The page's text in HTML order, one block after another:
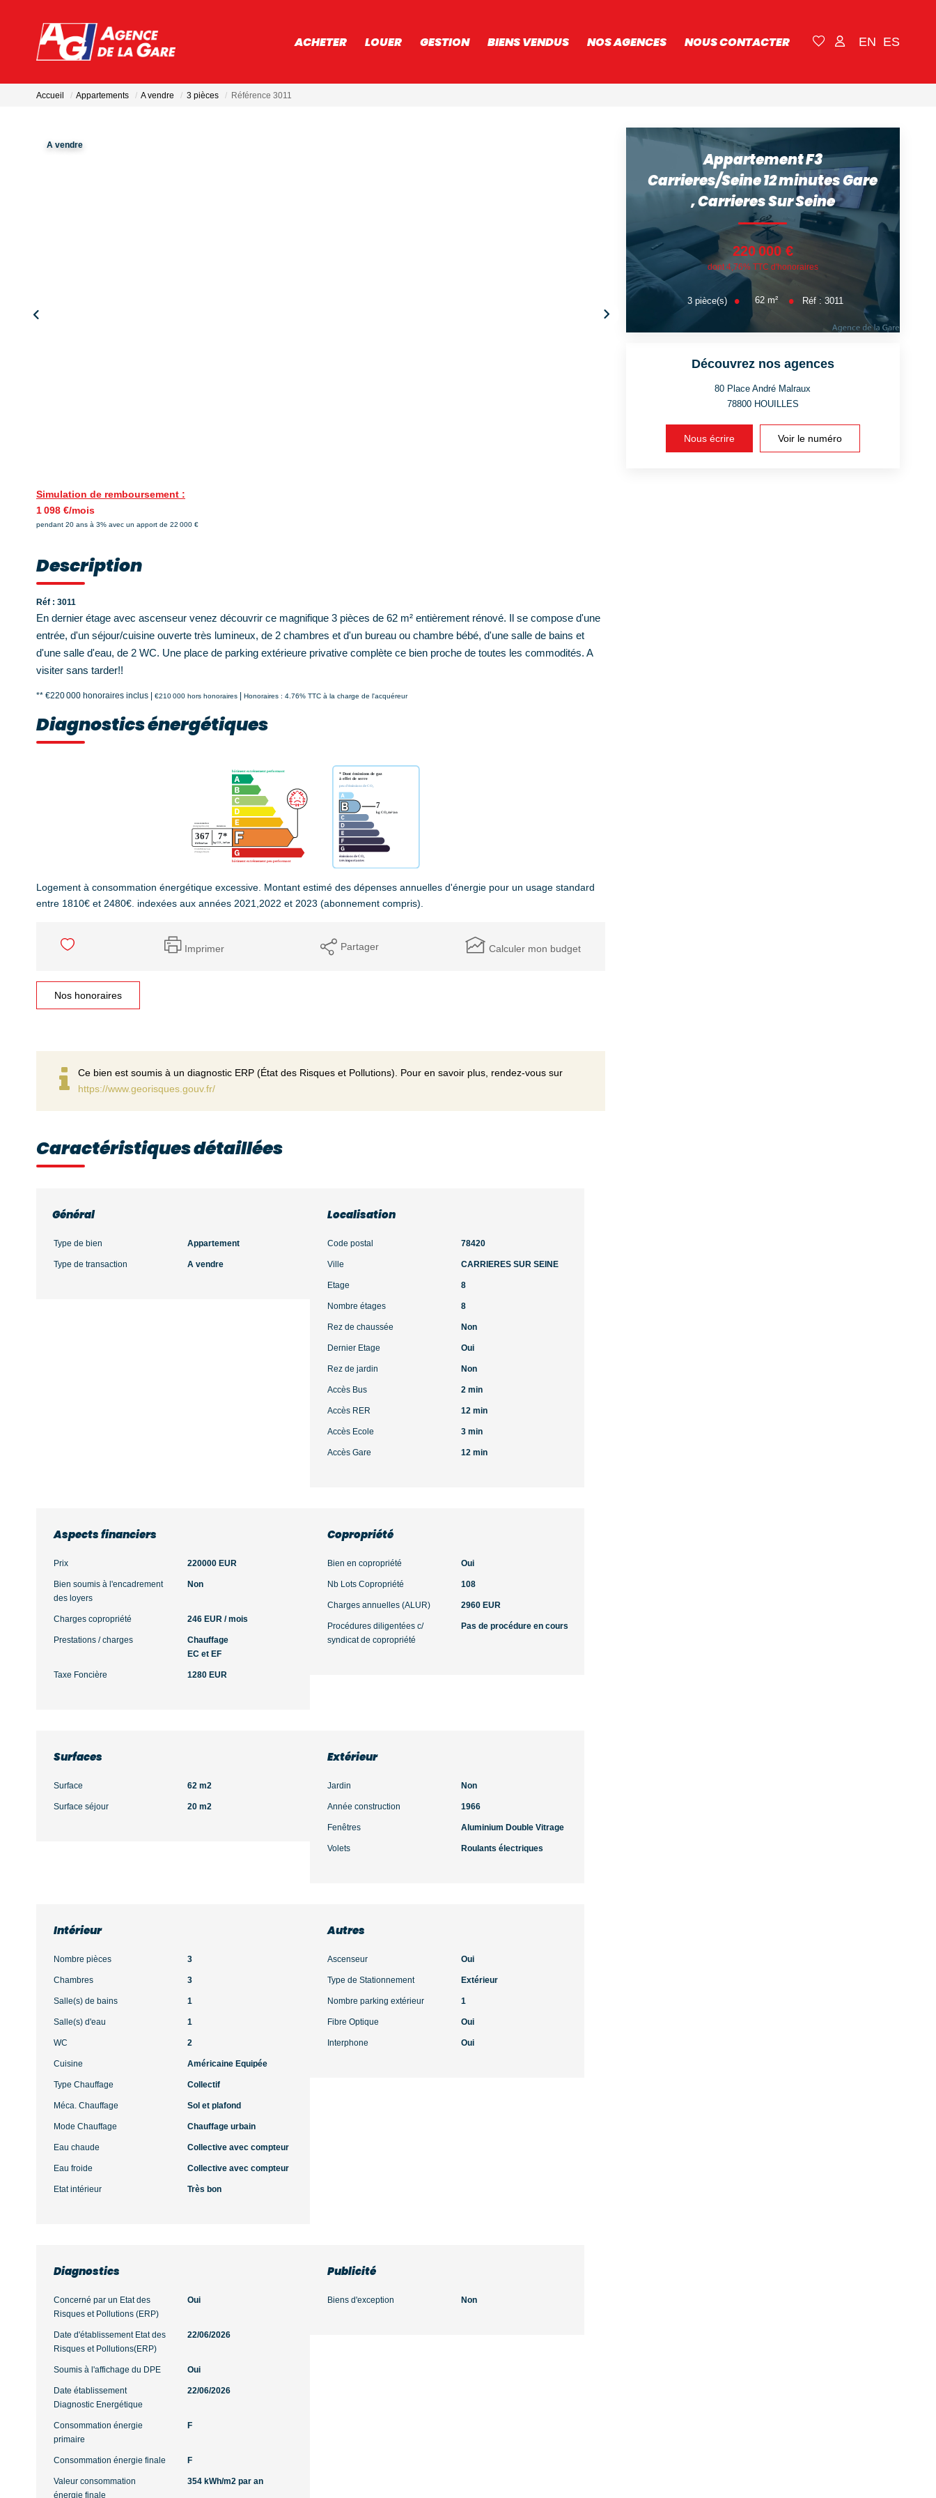
ACHETER LOUER GESTION BIENS VENDUS NOS AGENCES NOUS CONTACTER EN ES
Accueil Appartements A vendre 3 pièces Référence 3011
A vendre
Simulation de remboursement :
1 098 €/mois
pendant 20 ans à 3% avec un apport de 22 000 €
Description
Réf : 3011
En dernier étage avec ascenseur venez découvrir ce magnifique 3 pièces de 62 m² entièrement rénové. Il se compose d'une
entrée, d'un séjour/cuisine ouverte très lumineux, de 2 chambres et d'un bureau ou chambre bébé, d'une salle de bains et
d'une salle d'eau, de 2 WC. Une place de parking extérieure privative complète ce bien proche de toutes les commodités. A
visiter sans tarder!!
** €220 000 honoraires inclus €210 000 hors honoraires Honoraires : 4.76% TTC à la charge de l'acquéreur
Diagnostics énergétiques
Logement à consommation énergétique excessive. Montant estimé des dépenses annuelles d'énergie pour un usage standard
entre 1810€ et 2480€. indexées aux années 2021,2022 et 2023 (abonnement compris).
Imprimer Partager Calculer mon budget
Nos honoraires
Ce bien est soumis à un diagnostic ERP (État des Risques et Pollutions). Pour en savoir plus, rendez-vous sur
https://www.georisques.gouv.fr/
Caractéristiques détaillées
Général
Type de bien Appartement
Type de transaction A vendre
Localisation
Code postal 78420
Ville CARRIERES SUR SEINE
Etage 8
Nombre étages 8
Rez de chaussée Non
Dernier Etage Oui
Rez de jardin Non
Accès Bus 2 min
Accès RER 12 min
Accès Ecole 3 min
Accès Gare 12 min
Aspects financiers
Prix 220000 EUR
Bien soumis à l'encadrement
des loyers
Non
Charges copropriété 246 EUR / mois
Prestations / charges
Chauffage
EC et EF
Taxe Foncière 1280 EUR
Copropriété
Bien en copropriété Oui
Nb Lots Copropriété 108
Charges annuelles (ALUR) 2960 EUR
Procédures diligentées c/
syndicat de copropriété
Pas de procédure en cours
Surfaces
Surface 62 m2
Surface séjour 20 m2
Extérieur
Jardin Non
Année construction 1966
Fenêtres Aluminium Double Vitrage
Volets Roulants électriques
Intérieur
Nombre pièces 3
Chambres 3
Salle(s) de bains 1
Salle(s) d'eau 1
WC 2
Cuisine Américaine Equipée
Type Chauffage Collectif
Méca. Chauffage Sol et plafond
Mode Chauffage Chauffage urbain
Eau chaude Collective avec compteur
Eau froide Collective avec compteur
Etat intérieur Très bon
Autres
Ascenseur Oui
Type de Stationnement Extérieur
Nombre parking extérieur 1
Fibre Optique Oui
Interphone Oui
Diagnostics
Concerné par un Etat des
Risques et Pollutions (ERP)
Oui
Date d'établissement Etat des
Risques et Pollutions(ERP)
22/06/2026
Soumis à l'affichage du DPE Oui
Date établissement
Diagnostic Energétique
22/06/2026
Consommation énergie
primaire
F
Consommation énergie finale F
Valeur consommation
énergie finale
354 kWh/m2 par an
Publicité
Biens d'exception Non
Appartement F3
Carrieres/Seine 12 minutes Gare
,Carrieres Sur Seine
220 000 €
dont 4,76% TTC d'honoraires
3pièce(s) 62 m² Réf :3011
Découvrez nos agences
80 Place André Malraux
78800 HOUILLES
Nous écrire Voir le numéro